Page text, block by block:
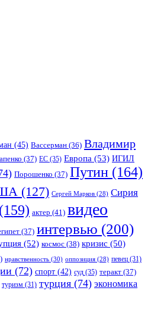
(45) Вассерман (36) Владимир
(37) ЕС (35) Европа (53) ИГИЛ
Порошенко (37) Путин (164)
(127) Сергей Марков (28) Сирия
(159) актер (41) видео
(37) интервью (200)
(52) космос (38) кризис (50)
нравственность (30) оппозиция (28) певец (31)
(72) спорт (42) суд (35) теракт (37)
туризм (31) турция (74) экономика